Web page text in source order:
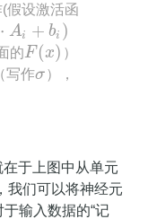
假设激活函
⋅ Ai + bi )
的F (x)
F(x)
）
写作σ
σ ），
于上图中从单元
们可以将神经元
输入数据的“记